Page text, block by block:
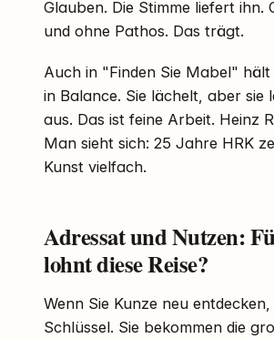
Glauben. Die Stimme liefert ihn.
und ohne Pathos. Das trägt.
Auch in "Finden Sie Mabel" hält
in Balance. Sie lächelt, aber sie
aus. Das ist feine Arbeit. Heinz
Man sieht sich: 25 Jahre HRK
Kunst vielfach.
Adressat und Nutzen:
lohnt diese Reise?
Wenn Sie Kunze neu entdecken,
Schlüssel. Sie bekommen die